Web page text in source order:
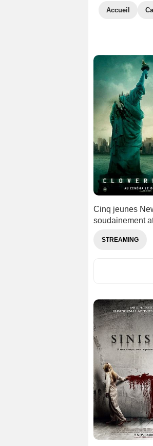
Accueil
Cinq jeunes
soudainement
STREAMING